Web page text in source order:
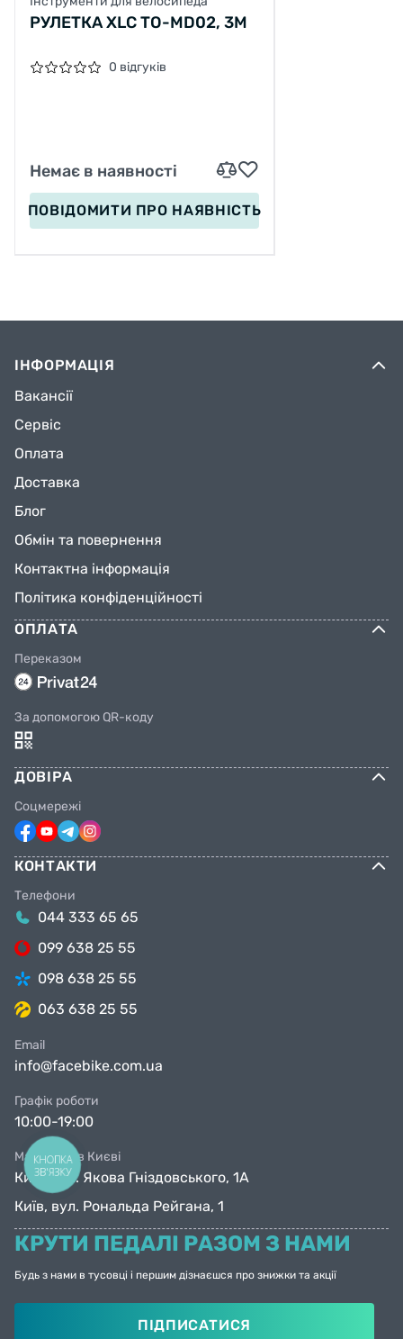
РУЛЕТКА XLC TO-MD02, 3М
0 відгуків
Немає в наявності
ПОВІДОМИТИ ПРО НАЯВНІСТЬ
ІНФОРМАЦІЯ
Вакансії
Сервіс
Оплата
Доставка
Блог
Обмін та повернення
Контактна інформація
Політика конфіденційності
ОПЛАТА
Переказом
За допомогою QR-коду
ДОВІРА
Соцмережі
КОНТАКТИ
Телефони
044 333 65 65
099 638 25 55
098 638 25 55
063 638 25 55
Email
info@facebike.com.ua
Графік роботи
10:00-19:00
Магазини в Києві
Київ, вул. Якова Гніздовського, 1А
Київ, вул. Рональда Рейгана, 1
КРУТИ ПЕДАЛІ РАЗОМ З НАМИ
Будь з нами в тусовці і першим дізнаєшся про знижки та акції
ПІДПИСАТИСЯ
КНОПКА
ЗВ'ЯЗКУ